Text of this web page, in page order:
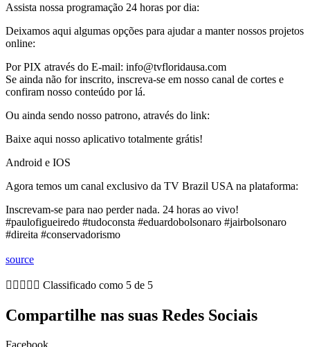
Assista nossa programação 24 horas por dia:
Deixamos aqui algumas opções para ajudar a manter nossos projetos
online:
Por PIX através do E-mail: info@tvfloridausa.com
Se ainda não for inscrito, inscreva-se em nosso canal de cortes e
confiram nosso conteúdo por lá.
Ou ainda sendo nosso patrono, através do link:
Baixe aqui nosso aplicativo totalmente grátis!
Android e IOS
Agora temos um canal exclusivo da TV Brazil USA na plataforma:
Inscrevam-se para nao perder nada. 24 horas ao vivo!
#paulofigueiredo #tudoconsta #eduardobolsonaro #jairbolsonaro
#direita #conservadorismo
source
     Classificado como 5 de 5
Compartilhe nas suas Redes Sociais
Facebook